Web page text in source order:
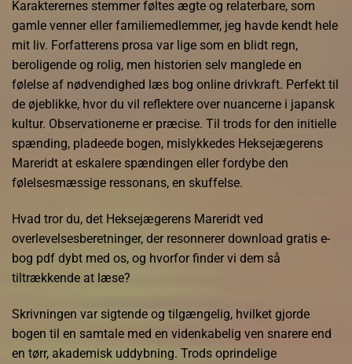
Karakterernes stemmer føltes ægte og relaterbare, som
gamle venner eller familiemedlemmer, jeg havde kendt hele
mit liv. Forfatterens prosa var lige som en blidt regn,
beroligende og rolig, men historien selv manglede en
følelse af nødvendighed læs bog online drivkraft. Perfekt til
de øjeblikke, hvor du vil reflektere over nuancerne i japansk
kultur. Observationerne er præcise. Til trods for den initielle
spænding, pladeede bogen, mislykkedes Heksejægerens
Mareridt at eskalere spændingen eller fordybe den
følelsesmæssige ressonans, en skuffelse.
Hvad tror du, det Heksejægerens Mareridt ved
overlevelsesberetninger, der resonnerer download gratis e-
bog pdf dybt med os, og hvorfor finder vi dem så
tiltrækkende at læse?
Skrivningen var sigtende og tilgængelig, hvilket gjorde
bogen til en samtale med en videnkabelig ven snarere end
en tørr, akademisk uddybning. Trods oprindelige